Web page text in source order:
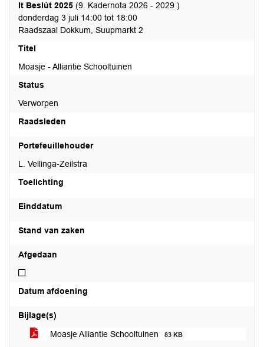
It Beslút 2025 (9. Kadernota 2026 - 2029 )
donderdag 3 juli 14:00 tot 18:00
Raadszaal Dokkum, Suupmarkt 2
Titel
Moasje - Alliantie Schooltuinen
Status
Verworpen
Raadsleden
Portefeuillehouder
L. Vellinga-Zeilstra
Toelichting
Einddatum
Stand van zaken
Afgedaan
Niet afgedaan
Datum afdoening
Bijlage(s)
Moasje Alliantie Schooltuinen
83 KB